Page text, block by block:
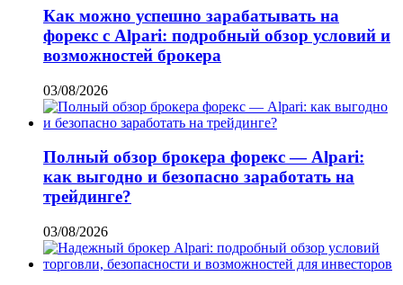
Как можно успешно зарабатывать на
форекс с Alpari: подробный обзор условий и
возможностей брокера
03/08/2026
Полный обзор брокера форекс — Alpari:
как выгодно и безопасно заработать на
трейдинге?
03/08/2026